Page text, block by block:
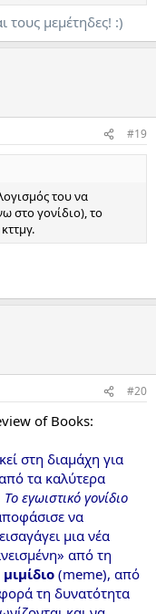
τους μεμέτηδες! :)
#19
του να
στο γονίδιο), το
#20
of Books:
στη διαμάχη για
τα καλύτερα
Το εγωιστικό γονίδιο
να
μια νέα
από τη
μιμίδιο (meme), από
τη δυνατότητα